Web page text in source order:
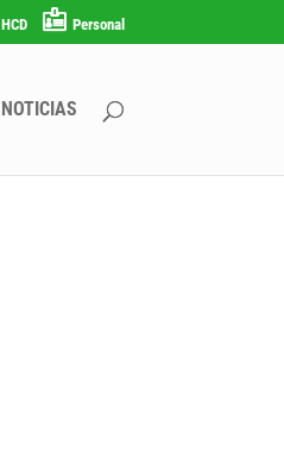
HCD Personal
NOTICIAS